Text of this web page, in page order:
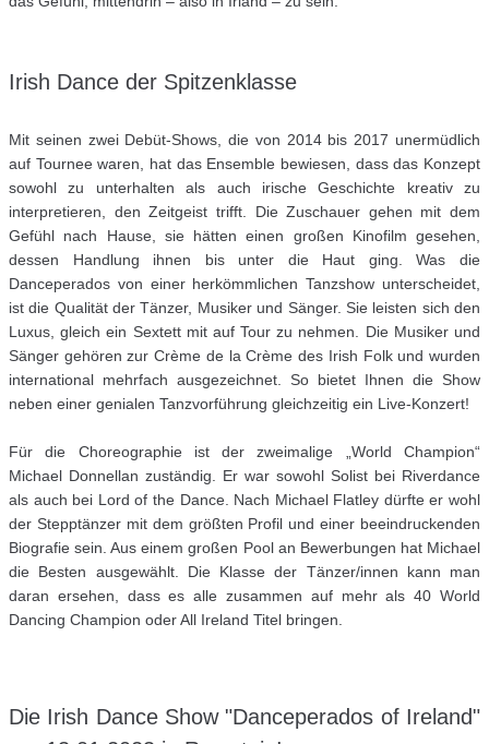
Irish Dance der Spitzenklasse
Mit seinen zwei Debüt-Shows, die von 2014 bis 2017 unermüdlich
auf Tournee waren, hat das Ensemble bewiesen, dass das Konzept
sowohl zu unterhalten als auch irische Geschichte kreativ zu
interpretieren, den Zeitgeist trifft. Die Zuschauer gehen mit dem
Gefühl nach Hause, sie hätten einen großen Kinofilm gesehen,
dessen Handlung ihnen bis unter die Haut ging. Was die
Danceperados von einer herkömmlichen Tanzshow unterscheidet,
ist die Qualität der Tänzer, Musiker und Sänger. Sie leisten sich den
Luxus, gleich ein Sextett mit auf Tour zu nehmen. Die Musiker und
Sänger gehören zur Crème de la Crème des Irish Folk und wurden
international mehrfach ausgezeichnet. So bietet Ihnen die Show
neben einer genialen Tanzvorführung gleichzeitig ein Live-Konzert!
Für die Choreographie ist der zweimalige „World Champion“
Michael Donnellan zuständig. Er war sowohl Solist bei Riverdance
als auch bei Lord of the Dance. Nach Michael Flatley dürfte er wohl
der Stepptänzer mit dem größten Profil und einer beeindruckenden
Biografie sein. Aus einem großen Pool an Bewerbungen hat Michael
die Besten ausgewählt. Die Klasse der Tänzer/innen kann man
daran ersehen, dass es alle zusammen auf mehr als 40 World
Dancing Champion oder All Ireland Titel bringen.
Die Irish Dance Show "Danceperados of Ireland"